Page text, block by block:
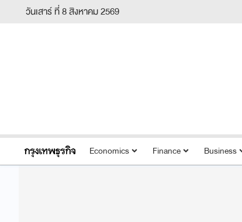
วันเสาร์ ที่ 8 สิงหาคม 2569
Economics Finance Business